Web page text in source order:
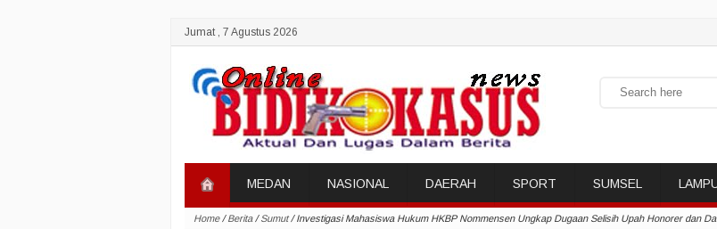
Jumat , 7 Agustus 2026
MEDAN NASIONAL DAERAH SPORT SUMSEL
Home/Berita/Sumut/Investigasi Mahasiswa Hukum HKBP Nommensen Ungkap Dugaan Selisih Upah Honorer dan